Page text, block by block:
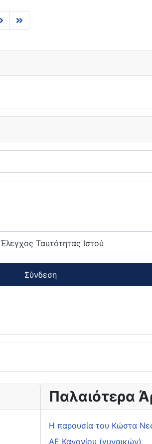
Έλεγχος Ταυτότητας Ιστού
Σύνδεση
Παλαιότερα
H παρουσία του Κώστα
ΑΕ Κανονίου (γυναικών)